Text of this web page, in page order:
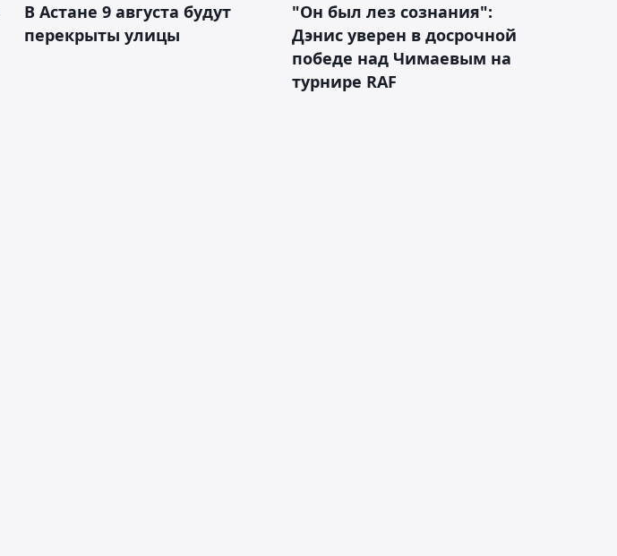
В Астане 9 августа будут
перекрыты улицы
"Он был лез сознания":
Дэнис уверен в досрочной
победе над Чимаевым на
турнире RAF